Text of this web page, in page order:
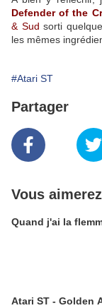
Defender of the
& Sud sorti
les mêmes
#Atari ST
Partager
Vous
Quand j'ai la
Atari ST - Golden